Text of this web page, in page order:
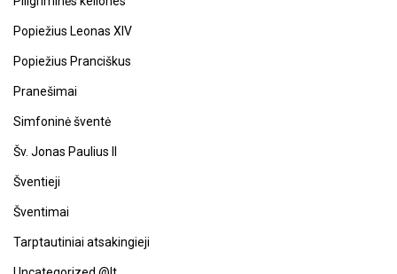
Popiežius Leonas XIV
Popiežius Pranciškus
Pranešimai
Simfoninė šventė
Šv. Jonas Paulius II
Šventieji
Šventimai
Tarptautiniai atsakingieji